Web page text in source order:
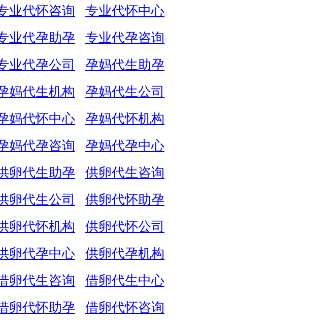
业代怀咨询
专业代怀中心
业代孕助孕
专业代孕咨询
业代孕公司
孕妈代生助孕
妈代生机构
孕妈代生公司
妈代怀中心
孕妈代怀机构
妈代孕咨询
孕妈代孕中心
卵代生助孕
供卵代生咨询
卵代生公司
供卵代怀助孕
卵代怀机构
供卵代怀公司
卵代孕中心
供卵代孕机构
卵代生咨询
借卵代生中心
卵代怀助孕
借卵代怀咨询